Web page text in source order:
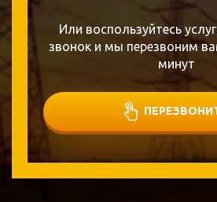
Или воспользуйтесь
звонок и мы перезвоним
минут